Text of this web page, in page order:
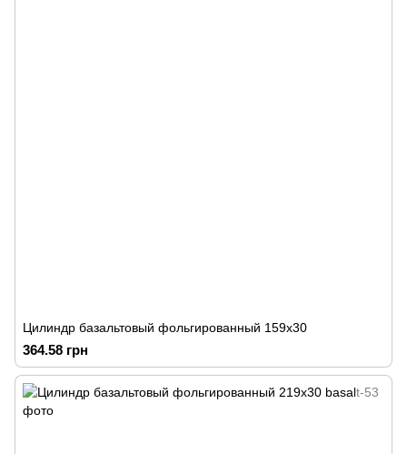
Цилиндр базальтовый фольгированный 159х30
364.58 грн